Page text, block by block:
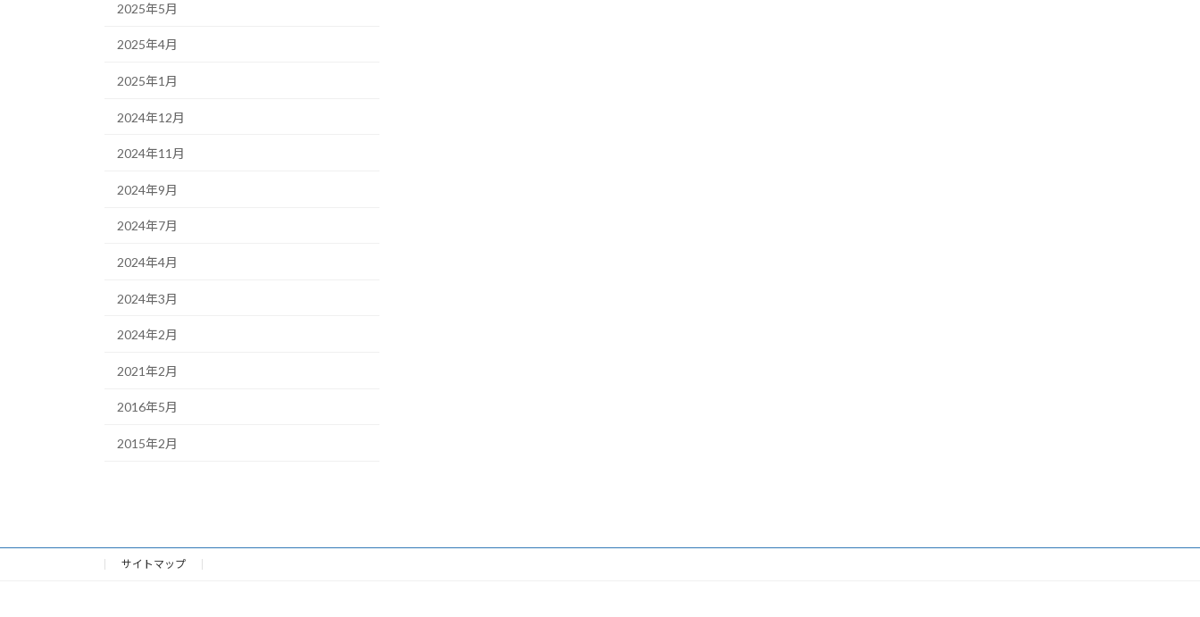
2025年5月
2025年4月
2025年1月
2024年12月
2024年11月
2024年9月
2024年7月
2024年4月
2024年3月
2024年2月
2021年2月
2016年5月
2015年2月
サイトマップ